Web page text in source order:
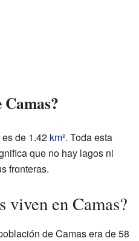
de 1.42 km². Toda esta
que no hay lagos ni
fronteras.
viven en Camas?
de Camas era de 58